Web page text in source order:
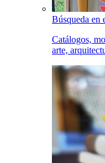
Búsqueda en
Catálogos,
arte,